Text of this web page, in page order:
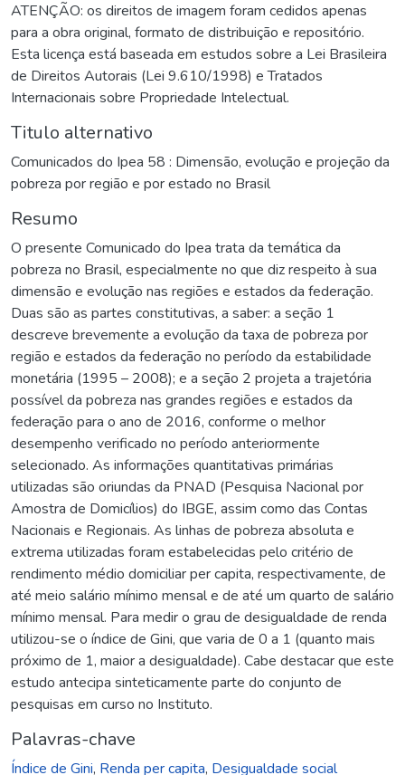
ATENÇÃO: os direitos de imagem foram cedidos apenas
para a obra original, formato de distribuição e repositório.
Esta licença está baseada em estudos sobre a Lei Brasileira
de Direitos Autorais (Lei 9.610/1998) e Tratados
Internacionais sobre Propriedade Intelectual.
Titulo alternativo
Comunicados do Ipea 58 : Dimensão, evolução e projeção da
pobreza por região e por estado no Brasil
Resumo
O presente Comunicado do Ipea trata da temática da
pobreza no Brasil, especialmente no que diz respeito à sua
dimensão e evolução nas regiões e estados da federação.
Duas são as partes constitutivas, a saber: a seção 1
descreve brevemente a evolução da taxa de pobreza por
região e estados da federação no período da estabilidade
monetária (1995 – 2008); e a seção 2 projeta a trajetória
possível da pobreza nas grandes regiões e estados da
federação para o ano de 2016, conforme o melhor
desempenho verificado no período anteriormente
selecionado. As informações quantitativas primárias
utilizadas são oriundas da PNAD (Pesquisa Nacional por
Amostra de Domicílios) do IBGE, assim como das Contas
Nacionais e Regionais. As linhas de pobreza absoluta e
extrema utilizadas foram estabelecidas pelo critério de
rendimento médio domiciliar per capita, respectivamente, de
até meio salário mínimo mensal e de até um quarto de salário
mínimo mensal. Para medir o grau de desigualdade de renda
utilizou-se o índice de Gini, que varia de 0 a 1 (quanto mais
próximo de 1, maior a desigualdade). Cabe destacar que este
estudo antecipa sinteticamente parte do conjunto de
pesquisas em curso no Instituto.
Palavras-chave
Índice de Gini, Renda per capita, Desigualdade social